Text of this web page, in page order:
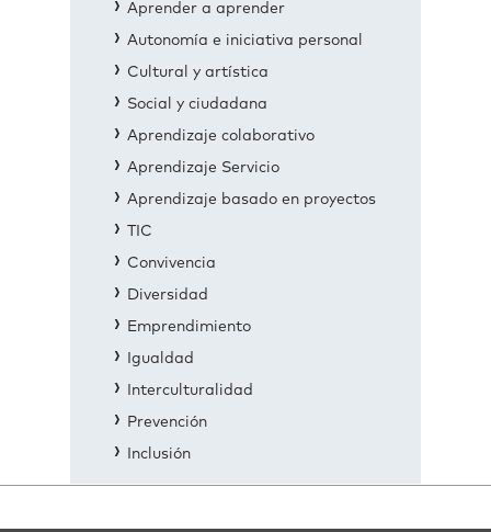
Aprender a aprender
Autonomía e iniciativa personal
Cultural y artística
Social y ciudadana
Aprendizaje colaborativo
Aprendizaje Servicio
Aprendizaje basado en proyectos
TIC
Convivencia
Diversidad
Emprendimiento
Igualdad
Interculturalidad
Prevención
Inclusión